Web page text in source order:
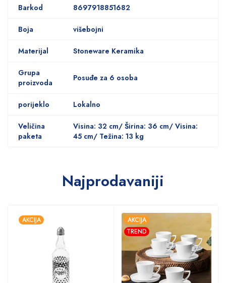
Barkod 8697918851682
Boja višebojni
Materijal Stoneware Keramika
Grupa
proizvoda
Posuđe za 6 osoba
porijeklo Lokalno
Veličina
paketa
Visina: 32 cm/ Širina: 36 cm/ Visina:
45 cm/ Težina: 13 kg
Najprodavaniji
AKCIJA
AKCIJA
TREND